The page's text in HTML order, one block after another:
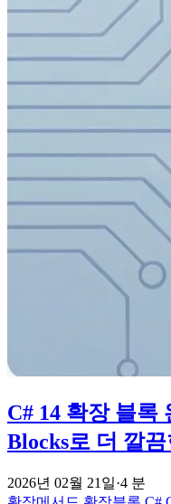
C# 14 확장 블록
Blocks로 더 깔끔
2026년 02월 21일·4 분